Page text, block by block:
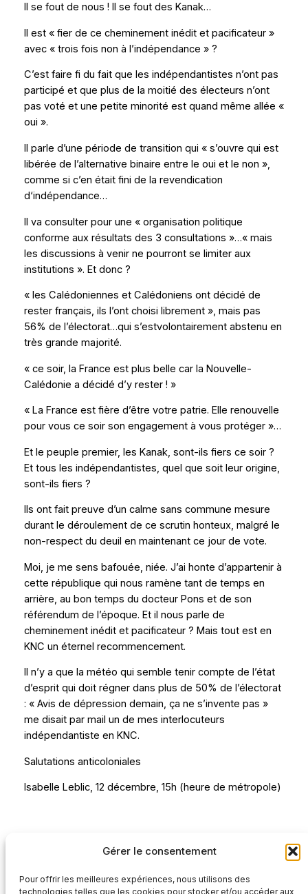
Gérer le consentement
Pour offrir les meilleures expériences, nous utilisons des
technologies telles que les cookies pour stocker et/ou accéder aux
Il se fout de nous ! Il se fout des Kanak…
Il est « fier de ce cheminement inédit et pacificateur »
avec « trois fois non à l’indépendance » ?
C’est faire fi du fait que les indépendantistes n’ont pas
participé et que plus de la moitié des électeurs n’ont
pas voté et une petite minorité est quand même allée «
oui ».
Il parle d’une période de transition qui « s’ouvre qui est
libérée de l’alternative binaire entre le oui et le non »,
comme si c’en était fini de la revendication
d‘indépendance…
Il va consulter pour une « organisation politique
conforme aux résultats des 3 consultations »…« mais
les discussions à venir ne pourront se limiter aux
institutions ». Et donc ?
« les Calédoniennes et Calédoniens ont décidé de
rester français, ils l’ont choisi librement », mais pas
56% de l’électorat…qui s’estvolontairement abstenu en
très grande majorité.
« ce soir, la France est plus belle car la Nouvelle-
Calédonie a décidé d’y rester ! »
« La France est fière d’être votre patrie. Elle renouvelle
pour vous ce soir son engagement à vous protéger »…
Et le peuple premier, les Kanak, sont-ils fiers ce soir ?
Et tous les indépendantistes, quel que soit leur origine,
sont-ils fiers ?
Ils ont fait preuve d’un calme sans commune mesure
durant le déroulement de ce scrutin honteux, malgré le
non-respect du deuil en maintenant ce jour de vote.
Moi, je me sens bafouée, niée. J’ai honte d’appartenir à
cette république qui nous ramène tant de temps en
arrière, au bon temps du docteur Pons et de son
référendum de l’époque. Et il nous parle de
cheminement inédit et pacificateur ? Mais tout est en
KNC un éternel recommencement.
Il n’y a que la météo qui semble tenir compte de l’état
d’esprit qui doit régner dans plus de 50% de l’électorat
: « Avis de dépression demain, ça ne s’invente pas »
me disait par mail un de mes interlocuteurs
indépendantiste en KNC.
Salutations anticoloniales
Isabelle Leblic, 12 décembre, 15h (heure de métropole)